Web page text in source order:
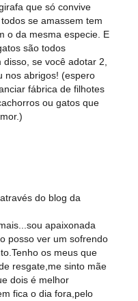
que só convive
se amassem tem
o da mesma especie. E
são todos
se você adotar 2,
nos abrigos! (espero
fábrica de filhotes
ou gatos que
do blog da
apaixonada
posso ver um sofrendo
os meus que
resgate,me sinto mãe
dois é melhor
fica o dia fora,pelo